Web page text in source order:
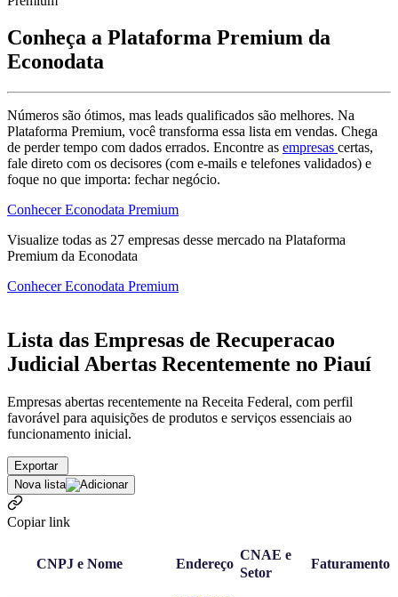
Conheça a Plataforma Premium da
Econodata
Números são ótimos, mas leads qualificados são melhores. Na
Plataforma Premium, você transforma essa lista em vendas. Chega
de perder tempo com dados errados. Encontre as empresas certas,
fale direto com os decisores (com e-mails e telefones validados) e
foque no que importa: fechar negócio.
Conhecer Econodata Premium
Visualize todas as 27 empresas desse mercado na Plataforma
Premium da Econodata
Conhecer Econodata Premium
Lista das Empresas de Recuperacao
Judicial Abertas Recentemente no Piauí
Empresas abertas recentemente na Receita Federal, com perfil
favorável para aquisições de produtos e serviços essenciais ao
funcionamento inicial.
Exportar
Nova lista
Copiar link
CNPJ e Nome Endereço
CNAE e
Setor
Faturamento